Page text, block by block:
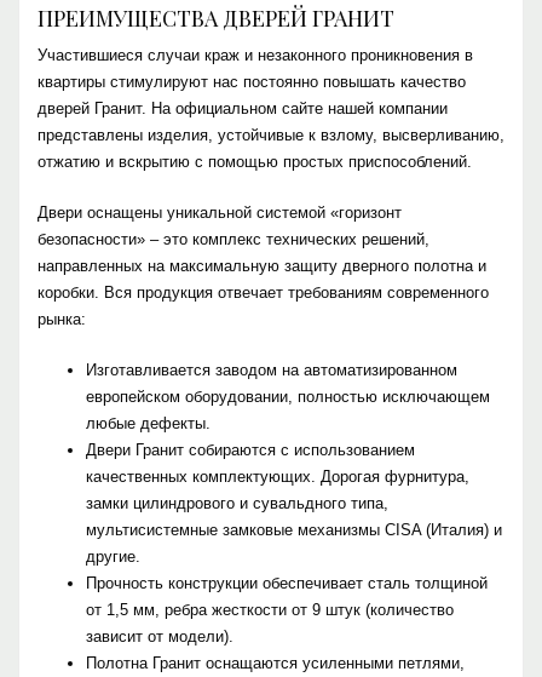
ПРЕИМУЩЕСТВА ДВЕРЕЙ ГРАНИТ
Участившиеся случаи краж и незаконного проникновения в
квартиры стимулируют нас постоянно повышать качество
дверей Гранит. На официальном сайте нашей компании
представлены изделия, устойчивые к взлому, высверливанию,
отжатию и вскрытию с помощью простых приспособлений.
Двери оснащены уникальной системой «горизонт
безопасности» – это комплекс технических решений,
направленных на максимальную защиту дверного полотна и
коробки. Вся продукция отвечает требованиям современного
рынка:
Изготавливается заводом на автоматизированном
европейском оборудовании, полностью исключающем
любые дефекты.
Двери Гранит собираются с использованием
качественных комплектующих. Дорогая фурнитура,
замки цилиндрового и сувальдного типа,
мультисистемные замковые механизмы CISA (Италия) и
другие.
Прочность конструкции обеспечивает сталь толщиной
от 1,5 мм, ребра жесткости от 9 штук (количество
зависит от модели).
Полотна Гранит оснащаются усиленными петлями,